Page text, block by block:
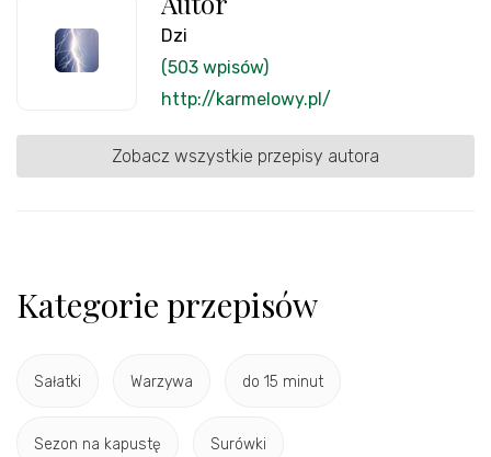
Dzi
(503 wpisów)
http://karmelowy.pl/
Zobacz wszystkie przepisy autora
Kategorie przepisów
Sałatki Warzywa do 15 minut
Sezon na kapustę Surówki